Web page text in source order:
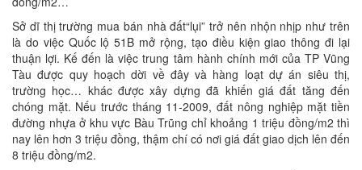
Sở dĩ thị trường mua bán nhà đất“lụi” trở nên nhộn nhịp như trên
là do việc Quốc lộ 51B mở rộng, tạo điều kiện giao thông đi lại
thuận lợi. Kế đến là việc trung tâm hành chính mới của TP Vũng
Tàu được quy hoạch dời về đây và hàng loạt dự án siêu thị,
trường học… khác được xây dựng đã khiến giá đất tăng đến
chóng mặt. Nếu trước tháng 11-2009, đất nông nghiệp mặt tiền
đường nhựa ở khu vực Bàu Trũng chỉ khoảng 1 triệu đồng/m2 thì
nay lên hơn 3 triệu đồng, thậm chí có nơi giá đất giao dịch lên đến
8 triệu đồng/m2.